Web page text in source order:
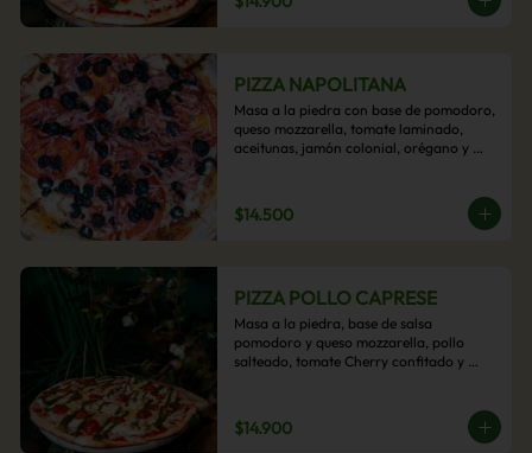
PIZZA NAPOLITANA
Masa a la piedra con base de pomodoro,
queso mozzarella, tomate laminado,
aceitunas, jamón colonial, orégano y
$14.500
PIZZA POLLO CAPRESE
Masa a la piedra, base de salsa
pomodoro y queso mozzarella, pollo
salteado, tomate Cherry confitado y
$14.900